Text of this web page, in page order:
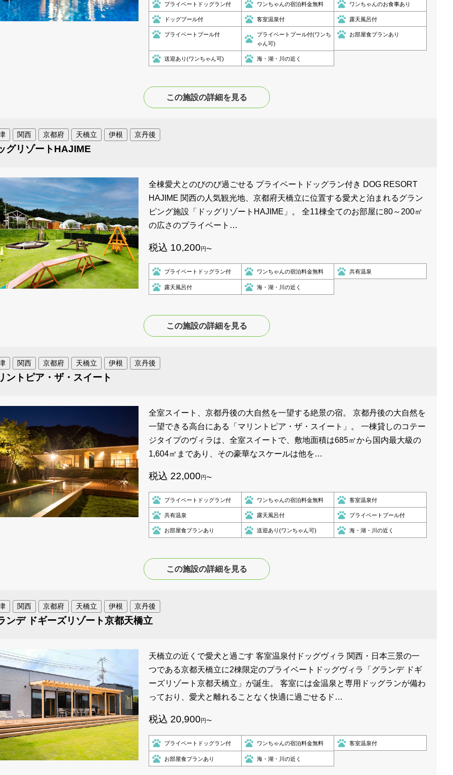
プライベートドッグラン付 ワンちゃんの宿泊料金無料 ワンちゃんのお食事あり
ドッグプール付 客室温泉付 露天風呂付
プライベートプール付
プライベートプール付(ワンち
ゃん可)
お部屋食プランあり
送迎あり(ワンちゃん可) 海・湖・川の近く
この施設の詳細を見る
伊根 京丹後
関西 京都府 天橋立
グリゾートHAJIME
全棟愛犬とのびのび過ごせる プライベートドッグラン付き DOG RESORT
HAJIME 関西の人気観光地、京都府天橋立に位置する愛犬と泊まれるグラン
ピング施設「ドッグリゾートHAJIME」。 全11棟全てのお部屋に80～200㎡
の広さのプライベート…
税込 10,200円〜
プライベートドッグラン付 ワンちゃんの宿泊料金無料 共有温泉
露天風呂付 海・湖・川の近く
この施設の詳細を見る
伊根 京丹後
関西 京都府 天橋立
ントピア・ザ・スイート
全室スイート、京都丹後の大自然を一望する絶景の宿。 京都丹後の大自然を
一望できる高台にある「マリントピア・ザ・スイート」。 一棟貸しのコテー
ジタイプのヴィラは、全室スイートで、敷地面積は685㎡から国内最大級の
1,604㎡まであり、その豪華なスケールは他を…
税込 22,000円〜
プライベートドッグラン付 ワンちゃんの宿泊料金無料 客室温泉付
共有温泉 露天風呂付 プライベートプール付
お部屋食プランあり 送迎あり(ワンちゃん可) 海・湖・川の近く
この施設の詳細を見る
伊根 京丹後
関西 京都府 天橋立
ンデ ドギーズリゾート京都天橋立
天橋立の近くで愛犬と過ごす 客室温泉付ドッグヴィラ 関西・日本三景の一
つである京都天橋立に2棟限定のプライベートドッグヴィラ「グランデ ドギ
ーズリゾート京都天橋立」が誕生。 客室には金温泉と専用ドッグランが備わ
っており、愛犬と離れることなく快適に過ごせるド…
税込 20,900円〜
プライベートドッグラン付 ワンちゃんの宿泊料金無料 客室温泉付
お部屋食プランあり 海・湖・川の近く